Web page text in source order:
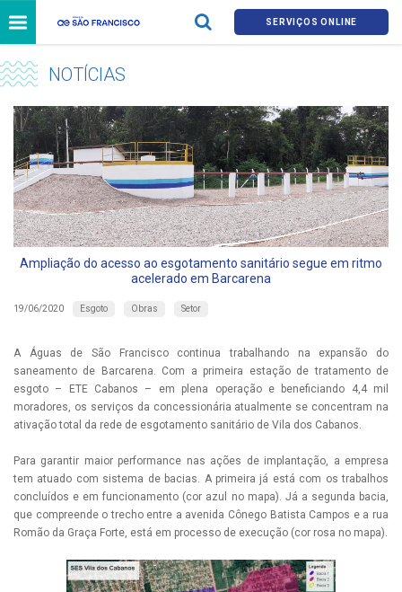
SERVIÇOS ONLINE
NOTÍCIAS
Ampliação do acesso ao esgotamento sanitário segue em ritmo
acelerado em Barcarena
19/06/2020 Esgoto Obras Setor
A Águas de São Francisco continua trabalhando na expansão do
saneamento de Barcarena. Com a primeira estação de tratamento de
esgoto – ETE Cabanos – em plena operação e beneficiando 4,4 mil
moradores, os serviços da concessionária atualmente se concentram na
ativação total da rede de esgotamento sanitário de Vila dos Cabanos.
Para garantir maior performance nas ações de implantação, a empresa
tem atuado com sistema de bacias. A primeira já está com os trabalhos
concluídos e em funcionamento (cor azul no mapa). Já a segunda bacia,
que compreende o trecho entre a avenida Cônego Batista Campos e a rua
Romão da Graça Forte, está em processo de execução (cor rosa no mapa).